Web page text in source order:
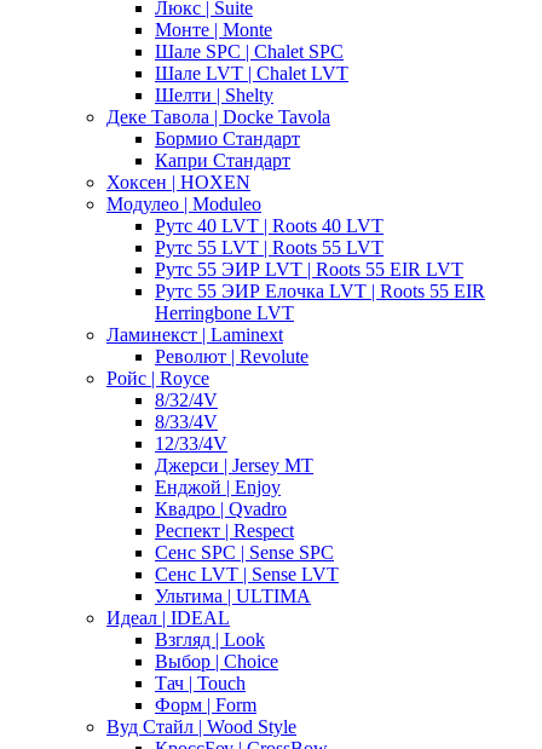
Люкс | Suite
Монте | Monte
Шале SPC | Chalet SPC
Шале LVT | Chalet LVT
Шелти | Shelty
Деке Тавола | Docke Tavola
Бормио Стандарт
Капри Стандарт
Хоксен | HOXEN
Модулео | Moduleo
Рутс 40 LVT | Roots 40 LVT
Рутс 55 LVT | Roots 55 LVT
Рутс 55 ЭИР LVT | Roots 55 EIR LVT
Рутс 55 ЭИР Елочка LVT | Roots 55 EIR
Herringbone LVT
Ламинекст | Laminext
Револют | Revolute
Ройс | Royce
8/32/4V
8/33/4V
12/33/4V
Джерси | Jersey MT
Енджой | Enjoy
Квадро | Qvadro
Респект | Respect
Сенс SPC | Sense SPC
Сенс LVT | Sense LVT
Ультима | ULTIMA
Идеал | IDEAL
Взгляд | Look
Выбор | Choice
Тач | Touch
Форм | Form
Вуд Стайл | Wood Style